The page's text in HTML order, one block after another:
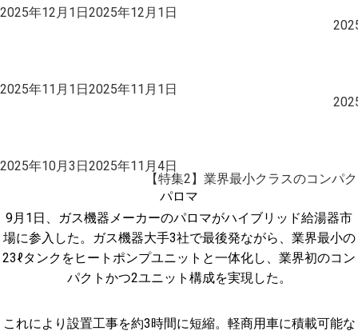
投
2025年12月1日2025年12月1日
投
2025年11月1日2025年11月1日
投
2025年10月3日2025年11月4日
【特集2】業界最小クラスのコンパ
パロマ
9月1日、ガス機器メーカーのパロマがハイブリッド給湯器市
場に参入した。ガス機器大手3社で最後発ながら、業界最小の
23ℓタンクをヒートポンプユニットと一体化し、業界初のコン
パクトかつ2ユニット構成を実現した。
これにより設置工事を約3時間に短縮。軽商用車に積載可能な